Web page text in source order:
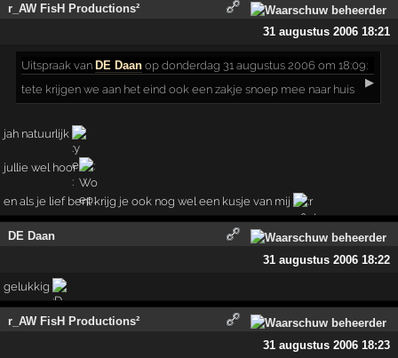
r_AW FisH Productions²
31 augustus 2006 18:21
Uitspraak van DE Daan op donderdag 31 augustus 2006 om 18:09:
▶
tete krijgen we aan het eind ook een zakje snoep mee naar huis
jah natuurlijk
jullie wel hoor
en als je lief bent krijg je ook nog wel een kusje van mij
DE Daan
31 augustus 2006 18:22
gelukkig
r_AW FisH Productions²
31 augustus 2006 18:23